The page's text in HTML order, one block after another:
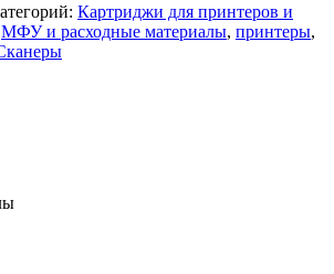
Картриджи для принтеров и
МФУ и расходные материалы, принтеры,